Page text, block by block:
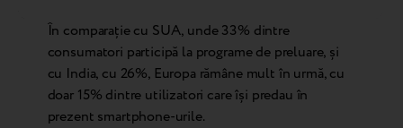
În comparație cu SUA, unde 33% dintre
consumatori participă la programe de preluare, și
cu India, cu 26%, Europa rămâne mult în urmă, cu
doar 15% dintre utilizatori care își predau în
prezent smartphone-urile.